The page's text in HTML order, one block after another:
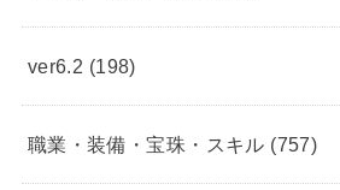
ver6.2 (198)
職業・装備・宝珠・スキル (757)